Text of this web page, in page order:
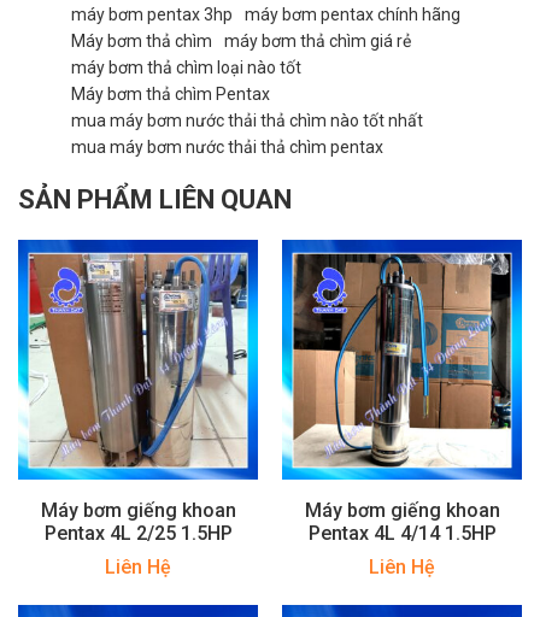
máy bơm pentax 3hp
máy bơm pentax chính hãng
Máy bơm thả chìm
máy bơm thả chìm giá rẻ
máy bơm thả chìm loại nào tốt
Máy bơm thả chìm Pentax
mua máy bơm nước thải thả chìm nào tốt nhất
mua máy bơm nước thải thả chìm pentax
SẢN PHẨM LIÊN QUAN
Máy bơm giếng khoan
Pentax 4L 2/25 1.5HP
Liên Hệ
Máy bơm giếng khoan
Pentax 4L 4/14 1.5HP
Liên Hệ